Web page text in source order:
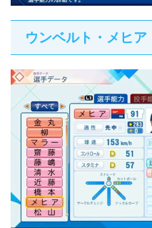
ウンベルト・メヒア